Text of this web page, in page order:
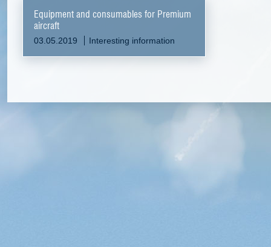
Equipment and consumables for Premium
aircraft
03.05.2019 Interesting information